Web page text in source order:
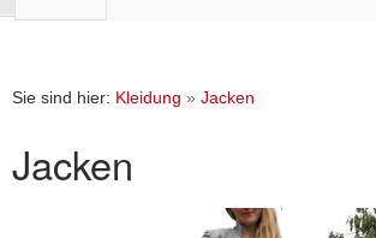
Sie sind hier: Kleidung » Jacken
Jacken